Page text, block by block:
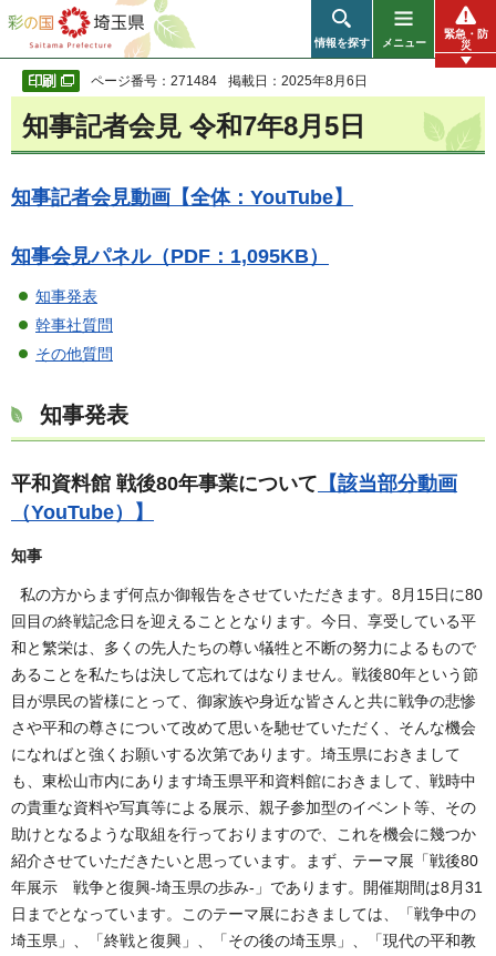
彩の国 埼玉県
情報を探す メニュー
緊急・防
災
ページ番号：271484 掲載日：2025年8月6日
知事記者会見 令和7年8月5日
知事記者会見動画【全体：YouTube】
知事会見パネル（PDF：1,095KB）
知事発表
幹事社質問
その他質問
知事発表
平和資料館 戦後80年事業について 【該当部分動画
（YouTube）】
知事
私の方からまず何点か御報告をさせていただきます。8月15日に80
回目の終戦記念日を迎えることとなります。今日、享受している平
和と繁栄は、多くの先人たちの尊い犠牲と不断の努力によるもので
あることを私たちは決して忘れてはなりません。戦後80年という節
目が県民の皆様にとって、御家族や身近な皆さんと共に戦争の悲惨
さや平和の尊さについて改めて思いを馳せていただく、そんな機会
になればと強くお願いする次第であります。埼玉県におきまして
も、東松山市内にあります埼玉県平和資料館におきまして、戦時中
の貴重な資料や写真等による展示、親子参加型のイベント等、その
助けとなるような取組を行っておりますので、これを機会に幾つか
紹介させていただきたいと思っています。まず、テーマ展「戦後80
年展示 戦争と復興-埼玉県の歩み-」であります。開催期間は8月31
日までとなっています。このテーマ展におきましては、「戦争中の
埼玉県」、「終戦と復興」、「その後の埼玉県」、「現代の平和教